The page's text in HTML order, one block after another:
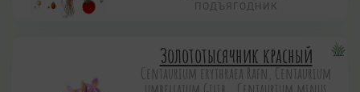
ПОДЪЯГОДНИК
Золототысячник красный
Centaurium erythraea Rafn, Centaurium